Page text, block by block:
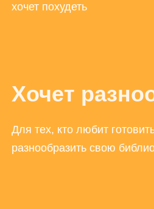
хочет похудеть
Хочет
Для тех, кто любит
разнообразить свою